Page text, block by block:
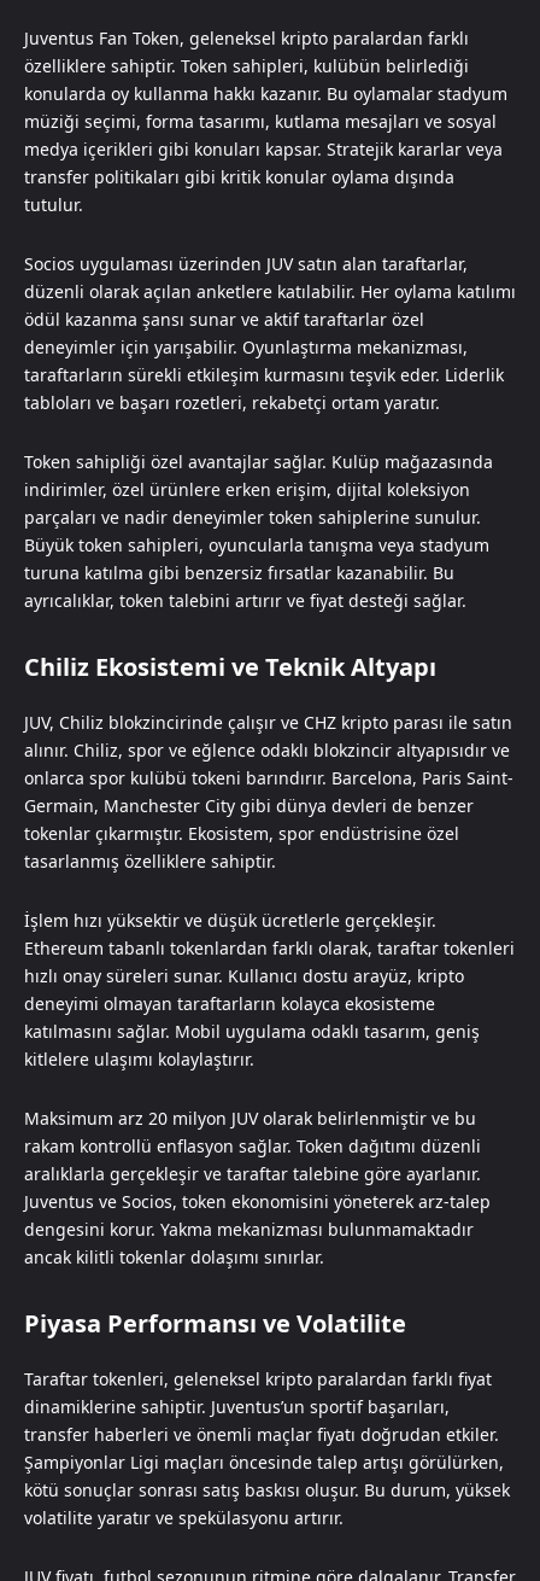
Juventus Fan Token, geleneksel kripto paralardan farklı
özelliklere sahiptir. Token sahipleri, kulübün belirlediği
konularda oy kullanma hakkı kazanır. Bu oylamalar stadyum
müziği seçimi, forma tasarımı, kutlama mesajları ve sosyal
medya içerikleri gibi konuları kapsar. Stratejik kararlar veya
transfer politikaları gibi kritik konular oylama dışında
tutulur.
Socios uygulaması üzerinden JUV satın alan taraftarlar,
düzenli olarak açılan anketlere katılabilir. Her oylama katılımı
ödül kazanma şansı sunar ve aktif taraftarlar özel
deneyimler için yarışabilir. Oyunlaştırma mekanizması,
taraftarların sürekli etkileşim kurmasını teşvik eder. Liderlik
tabloları ve başarı rozetleri, rekabetçi ortam yaratır.
Token sahipliği özel avantajlar sağlar. Kulüp mağazasında
indirimler, özel ürünlere erken erişim, dijital koleksiyon
parçaları ve nadir deneyimler token sahiplerine sunulur.
Büyük token sahipleri, oyuncularla tanışma veya stadyum
turuna katılma gibi benzersiz fırsatlar kazanabilir. Bu
ayrıcalıklar, token talebini artırır ve fiyat desteği sağlar.
Chiliz Ekosistemi ve Teknik Altyapı
JUV, Chiliz blokzincirinde çalışır ve CHZ kripto parası ile satın
alınır. Chiliz, spor ve eğlence odaklı blokzincir altyapısıdır ve
onlarca spor kulübü tokeni barındırır. Barcelona, Paris Saint-
Germain, Manchester City gibi dünya devleri de benzer
tokenlar çıkarmıştır. Ekosistem, spor endüstrisine özel
tasarlanmış özelliklere sahiptir.
İşlem hızı yüksektir ve düşük ücretlerle gerçekleşir.
Ethereum tabanlı tokenlardan farklı olarak, taraftar tokenleri
hızlı onay süreleri sunar. Kullanıcı dostu arayüz, kripto
deneyimi olmayan taraftarların kolayca ekosisteme
katılmasını sağlar. Mobil uygulama odaklı tasarım, geniş
kitlelere ulaşımı kolaylaştırır.
Maksimum arz 20 milyon JUV olarak belirlenmiştir ve bu
rakam kontrollü enflasyon sağlar. Token dağıtımı düzenli
aralıklarla gerçekleşir ve taraftar talebine göre ayarlanır.
Juventus ve Socios, token ekonomisini yöneterek arz-talep
dengesini korur. Yakma mekanizması bulunmamaktadır
ancak kilitli tokenlar dolaşımı sınırlar.
Piyasa Performansı ve Volatilite
Taraftar tokenleri, geleneksel kripto paralardan farklı fiyat
dinamiklerine sahiptir. Juventus’un sportif başarıları,
transfer haberleri ve önemli maçlar fiyatı doğrudan etkiler.
Şampiyonlar Ligi maçları öncesinde talep artışı görülürken,
kötü sonuçlar sonrası satış baskısı oluşur. Bu durum, yüksek
volatilite yaratır ve spekülasyonu artırır.